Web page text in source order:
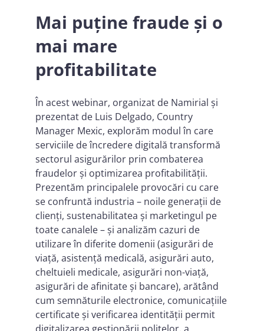
Mai puține fraude și o
mai mare
profitabilitate
În acest webinar, organizat de Namirial și
prezentat de Luis Delgado, Country
Manager Mexic, explorăm modul în care
serviciile de încredere digitală transformă
sectorul asigurărilor prin combaterea
fraudelor și optimizarea profitabilității.
Prezentăm principalele provocări cu care
se confruntă industria – noile generații de
clienți, sustenabilitatea și marketingul pe
toate canalele – și analizăm cazuri de
utilizare în diferite domenii (asigurări de
viață, asistență medicală, asigurări auto,
cheltuieli medicale, asigurări non-viață,
asigurări de afinitate și bancare), arătând
cum semnăturile electronice, comunicațiile
certificate și verificarea identității permit